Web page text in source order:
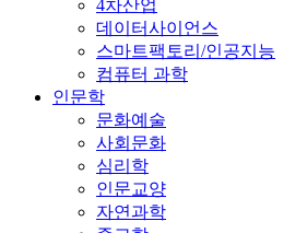
4차산업
데이터사이언스
스마트팩토리/인공지능
컴퓨터 과학
인문학
문화예술
사회문화
심리학
인문교양
자연과학